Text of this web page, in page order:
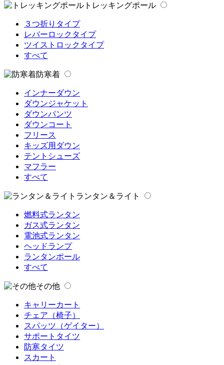
トレッキングポール
３つ折りタイプ
レバーロックタイプ
ツイストロックタイプ
すべて
防寒着
インナーダウン
ダウンジャケット
ダウンパンツ
ダウンコート
フリース
キッズ用ダウン
テントシューズ
マフラー
すべて
ランタン＆ライト
燃料式ランタン
ガス式ランタン
電池式ランタン
ヘッドランプ
ランタンポール
すべて
その他
キャリーカート
チェア（椅子）
スパッツ（ゲイター）
サポートタイツ
防寒タイツ
スカート